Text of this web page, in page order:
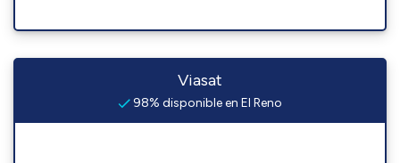
Viasat
98% disponible en El Reno